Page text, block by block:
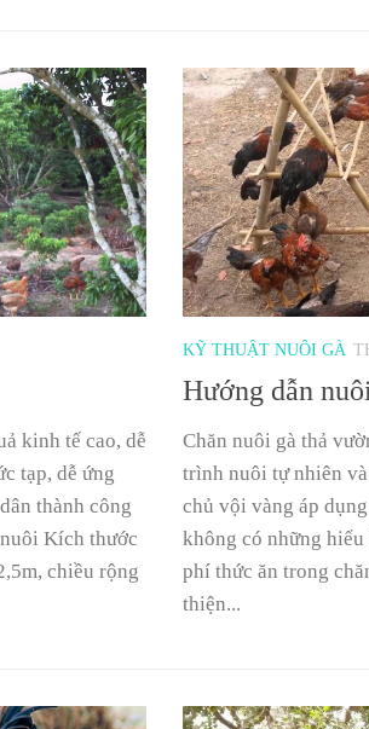
kinh tế cao, dễ
tạp, dễ ứng
thành công
Kích thước
chiều rộng
KỸ THUẬT NUÔI GÀ
Hướng dẫn
Chăn nuôi gà thả
trình nuôi tự nhiên
chủ vội vàng áp
không có những
phí thức ăn trong
thiện...